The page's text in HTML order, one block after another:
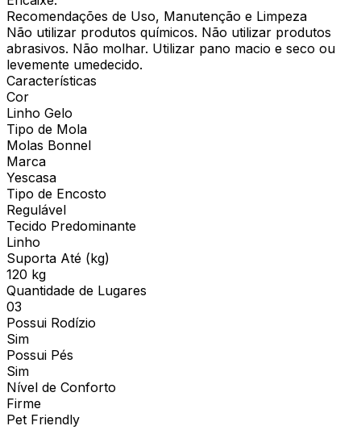
Recomendações de Uso, Manutenção e Limpeza
Não utilizar produtos químicos. Não utilizar produtos
abrasivos. Não molhar. Utilizar pano macio e seco ou
levemente umedecido.
Características
Cor
Linho Gelo
Tipo de Mola
Molas Bonnel
Marca
Yescasa
Tipo de Encosto
Regulável
Tecido Predominante
Linho
Suporta Até (kg)
120 kg
Quantidade de Lugares
03
Possui Rodízio
Sim
Possui Pés
Sim
Nível de Conforto
Firme
Pet Friendly